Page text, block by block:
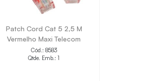
Patch Cord Cat 5 2,5 M
Vermelho Maxi Telecom
Cód.: 8583
Qtde. Emb.: 1